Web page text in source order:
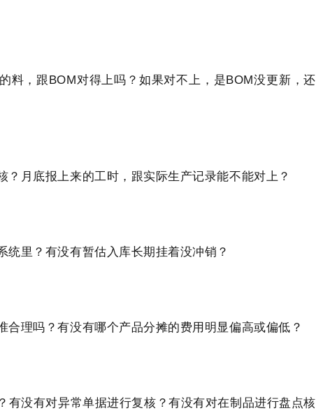
料，跟BOM对得上吗？如果对不上，是BOM没更新，还
？月底报上来的工时，跟实际生产记录能不能对上？
里？有没有暂估入库长期挂着没冲销？
合理吗？有没有哪个产品分摊的费用明显偏高或偏低？
有没有对异常单据进行复核？有没有对在制品进行盘点核